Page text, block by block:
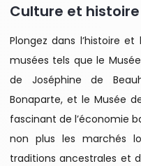
Culture et histoire
Plongez dans l’histoire
musées tels que le
de Joséphine de
Bonaparte, et le Musée
fascinant de l’économie
non plus les marchés
traditions ancestrales et